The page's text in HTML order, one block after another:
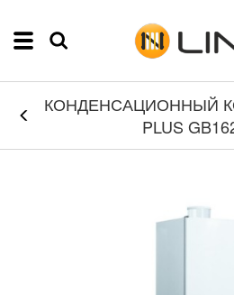
КОНДЕНСАЦИОННЫЙ
PLUS